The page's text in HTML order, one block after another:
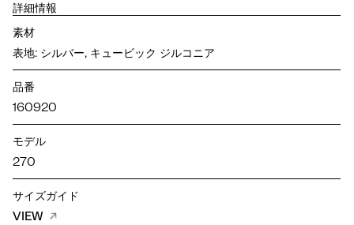
詳細情報
素材
表地: シルバー, キュービック ジルコニア
品番
160920
モデル
270
サイズガイド
VIEW